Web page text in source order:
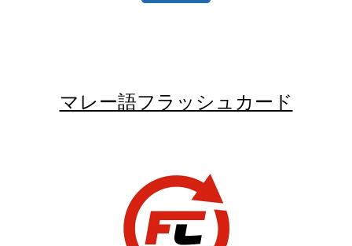
マレー語フラッシュカード